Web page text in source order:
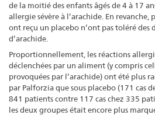
de la moitié des enfants âgés de 4 à 17
allergie sévère à l’arachide. En revanche,
ont reçu un placebo n’ont pas toléré des
d’arachide.
Proportionnellement, les réactions
déclenchées par un aliment (y compris
provoquées par l’arachide) ont été plus
par Palforzia que sous placebo (171 cas
841 patients contre 117 cas chez 335
les deux groupes était encore plus